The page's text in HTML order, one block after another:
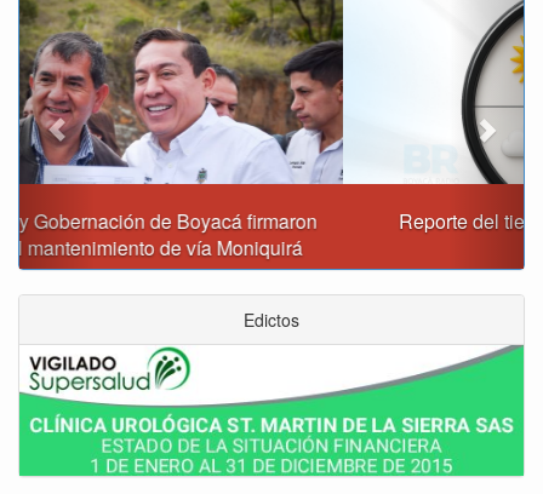
Reporte del tiempo en Boyacá para el viernes
Edictos